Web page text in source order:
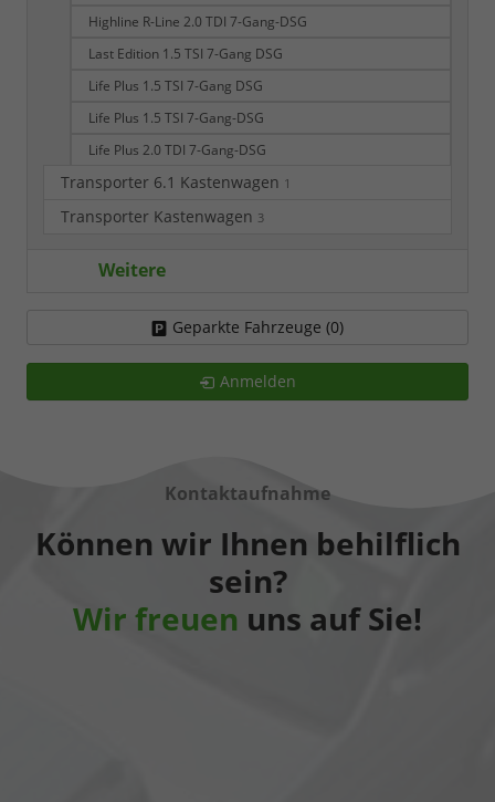
Highline R-Line 2.0 TDI 7-Gang-DSG
Last Edition 1.5 TSI 7-Gang DSG
Life Plus 1.5 TSI 7-Gang DSG
Life Plus 1.5 TSI 7-Gang-DSG
Life Plus 2.0 TDI 7-Gang-DSG
Transporter 6.1 Kastenwagen 1
Transporter Kastenwagen 3
Weitere
Geparkte Fahrzeuge (0)
Anmelden
Kontaktaufnahme
Können wir Ihnen behilflich
sein?
Wir freuen uns auf Sie!